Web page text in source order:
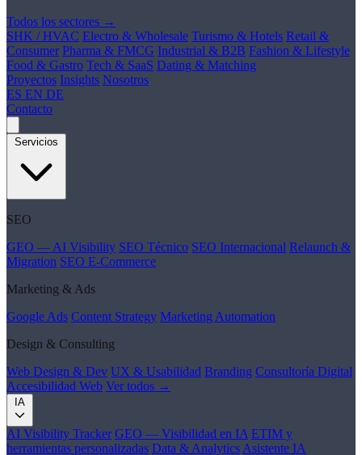
Todos los sectores →
SHK / HVAC Electro & Wholesale Turismo & Hotels Retail &
Consumer Pharma & FMCG Industrial & B2B Fashion & Lifestyle
Food & Gastro Tech & SaaS Dating & Matching
Proyectos Insights Nosotros
ES EN DE
Contacto
Servicios
SEO
GEO — AI Visibility SEO Técnico SEO Internacional Relaunch &
Migration SEO E-Commerce
Marketing & Ads
Google Ads Content Strategy Marketing Automation
Design & Consulting
Web Design & Dev UX & Usabilidad Branding Consultoría Digital
Accesibilidad Web Ver todos →
IA
AI Visibility Tracker GEO — Visibilidad en IA ETIM y
herramientas personalizadas Data & Analytics Asistente IA